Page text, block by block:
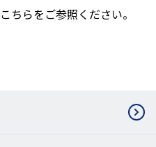
こちらをご参照ください。